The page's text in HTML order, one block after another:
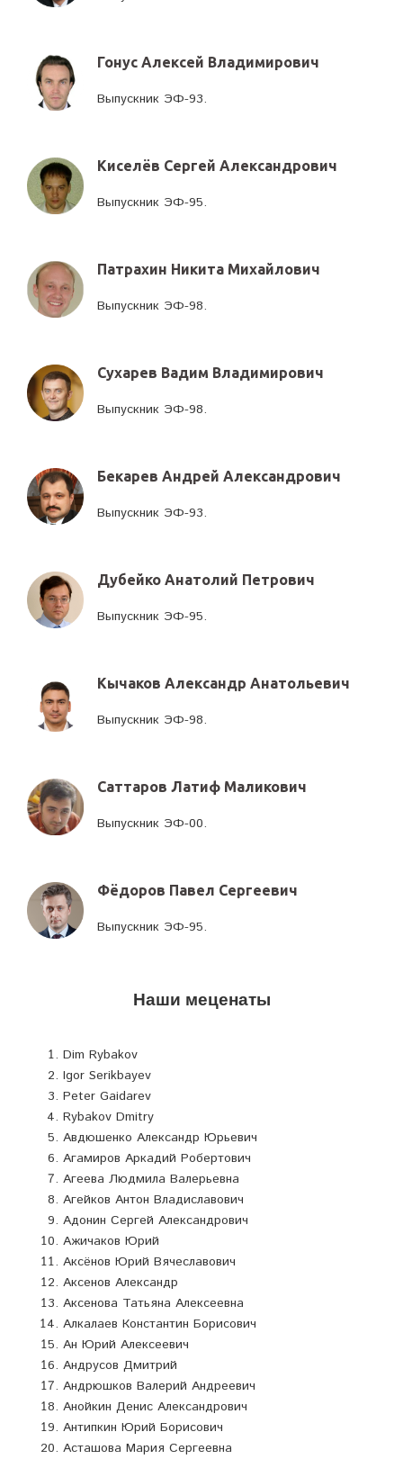
Гонус Алексей Владимирович
Выпускник ЭФ-93.
Киселёв Сергей Александрович
Выпускник ЭФ-95.
Патрахин Никита Михайлович
Выпускник ЭФ-98.
Сухарев Вадим Владимирович
Выпускник ЭФ-98.
Бекарев Андрей Александрович
Выпускник ЭФ-93.
Дубейко Анатолий Петрович
Выпускник ЭФ-95.
Кычаков Александр Анатольевич
Выпускник ЭФ-98.
Саттаров Латиф Маликович
Выпускник ЭФ-00.
Фёдоров Павел Сергеевич
Выпускник ЭФ-95.
Наши меценаты
Dim Rybakov
Igor Serikbayev
Peter Gaidarev
Rybakov Dmitry
Авдюшенко Александр Юрьевич
Агамиров Аркадий Робертович
Агеева Людмила Валерьевна
Агейков Антон Владиславович
Адонин Сергей Александрович
Ажичаков Юрий
Аксёнов Юрий Вячеславович
Аксенов Александр
Аксенова Татьяна Алексеевна
Алкалаев Константин Борисович
Ан Юрий Алексеевич
Андрусов Дмитрий
Андрюшков Валерий Андреевич
Анойкин Денис Александрович
Антипкин Юрий Борисович
Асташова Мария Сергеевна